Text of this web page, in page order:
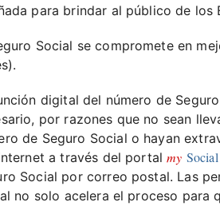
para brindar al público de los
Social se compromete en
digital del número de
por razones que no sean
de Seguro Social o hayan
a través del portalmy
Social por correo postal. Las
no solo acelera el proceso para